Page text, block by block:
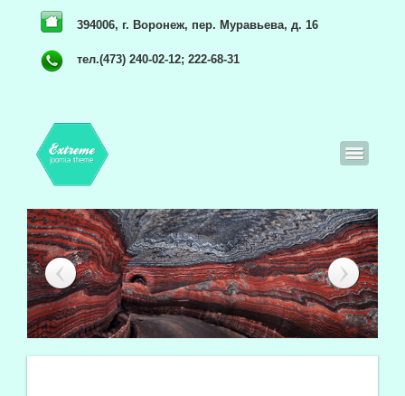
394006, г. Воронеж, пер. Муравьева, д. 16
тел.(473) 240-02-12; 222-68-31